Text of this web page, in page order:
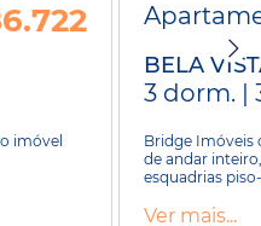
imóvel
BELA
3 dorm. |
Bridge Imóveis
de andar
esquadrias
Ver mais...